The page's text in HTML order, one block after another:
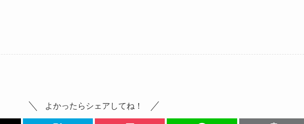
よかったらシェアしてね！